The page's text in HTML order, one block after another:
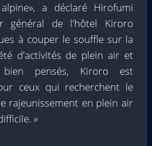
a déclaré Hirofumi
général de l'hôtel Kiroro
à couper le souffle sur la
d'activités de plein air et
bien pensés, Kiroro est
ceux qui recherchent le
rajeunissement en plein air
»